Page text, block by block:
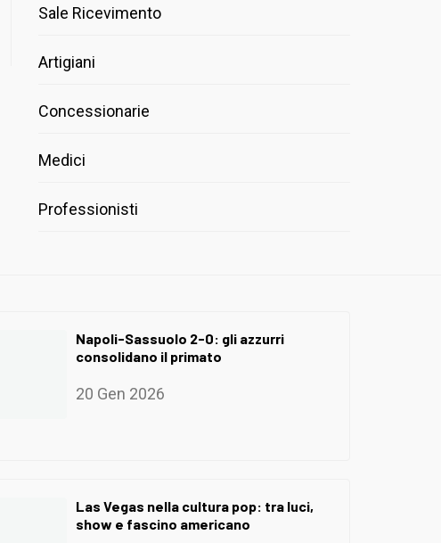
Sale Ricevimento
Artigiani
Concessionarie
Medici
Professionisti
Napoli-Sassuolo 2-0: gli azzurri
consolidano il primato
20 Gen 2026
Las Vegas nella cultura pop: tra luci,
show e fascino americano